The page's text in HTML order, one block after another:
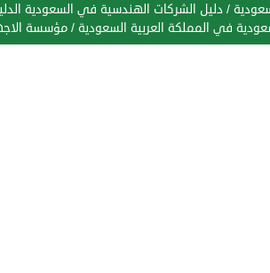
/ دليل الشركات الهندسية في السعودية
في المملكة العربية السعودية / مؤسسة